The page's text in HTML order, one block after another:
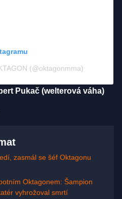
(@oktagonmma)
Pukač (welterová váha)
zasmál se šéf Oktagonu
Oktagonem: Šampion
vyhrožoval smrtí